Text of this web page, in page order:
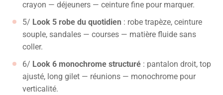
crayon — déjeuners — ceinture fine pour marquer.
5/ Look 5 robe du quotidien : robe trapèze, ceinture
souple, sandales — courses — matière fluide sans
coller.
6/ Look 6 monochrome structuré : pantalon droit, top
ajusté, long gilet — réunions — monochrome pour
verticalité.